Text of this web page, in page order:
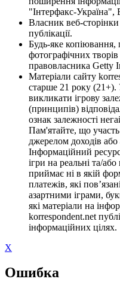
"Інтерфакс-Україна",
Власник веб-
публікації.
Будь-яке копіювання,
фотографічних творів
правовласника Getty
Матеріали сайту
старше 21 року (21+).
викликати ігрову
(принципів)
ознак залежності
Пам'ятайте, що
джерелом доходів
Інформаційний
ігри на реальні та/
приймає ні в якій
платежів, які
азартними іграми,
які матеріали на
korrespondent.net
інформаційних цілях.
X
Ошибка